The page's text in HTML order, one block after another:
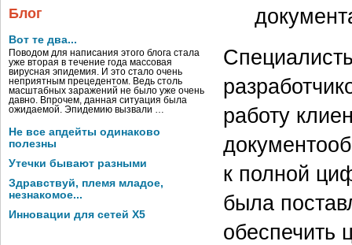
Блог
Вот те два...
Поводом для написания этого блога стала
уже вторая в течение года массовая
вирусная эпидемия. И это стало очень
неприятным прецедентом. Ведь столь
масштабных заражений не было уже очень
давно. Впрочем, данная ситуация была
ожидаемой. Эпидемию вызвали …
Не все апдейты одинаково
полезны
Утечки бывают разными
Здравствуй, племя младое,
незнакомое...
Инновации для сетей X5
работу
к полной
была
обеспечить